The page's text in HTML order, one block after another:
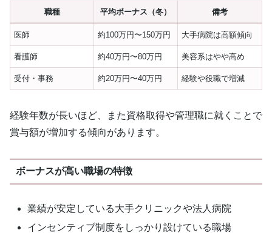
職種 平均ボーナス（冬） 備考
医師 約100万円〜150万円 大手病院は高額傾向
看護師 約40万円〜80万円 美容系はやや高め
受付・事務 約20万円〜40万円 経験や役職で増減
経験年数が長いほど、また資格取得や管理職に就くことで
賞与額が増加する傾向があります。
ボーナスが高い職場の特徴
業績が安定している大手クリニックや法人病院
インセンティブ制度をしっかり設けている職場